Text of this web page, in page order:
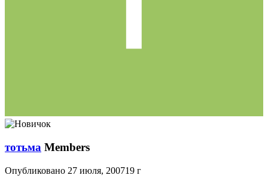
тотьма Members
Опубликовано 27 июля, 200719 г